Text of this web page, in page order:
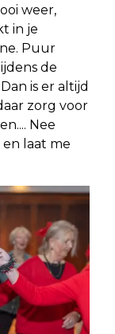
weer,
in je
Puur
de
is er altijd
zorg voor
Nee
laat me